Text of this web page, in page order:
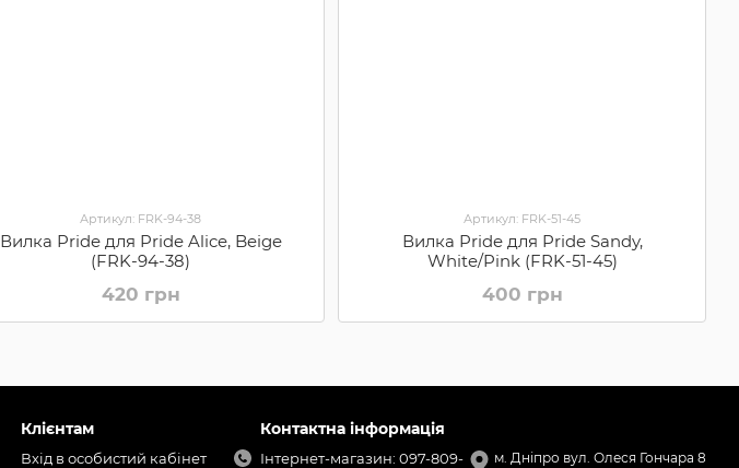
Артикул: FRK-94-38
Вилка Pride для Pride Alice, Beige
(FRK-94-38)
420 грн
Артикул: FRK-51-45
Вилка Pride для Pride Sandy,
White/Pink (FRK-51-45)
400 грн
Клієнтам
Вхід в особистий кабінет
Контактна інформація
Інтернет-магазин: 097-809-
м. Дніпро вул. Олеся Гончара 8